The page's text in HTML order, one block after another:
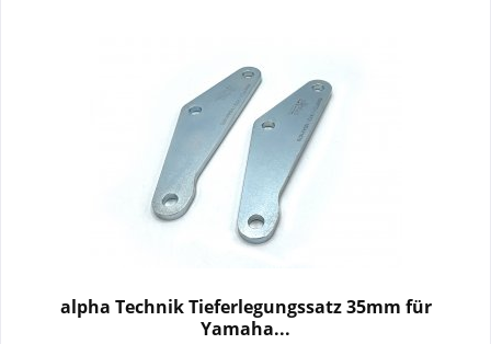
alpha Technik Tieferlegungssatz 35mm für
Yamaha...